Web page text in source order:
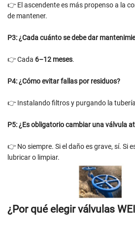
👉 El ascendente es más propenso a la
de mantener.
P3: ¿Cada cuánto se debe dar
👉 Cada 6–12 meses.
P4: ¿Cómo evitar fallas por residuos?
👉 Instalando filtros y purgando la
P5: ¿Es obligatorio cambiar una válvula
👉 No siempre. Si el daño es grave, sí. Si
lubricar o limpiar.
¿Por qué elegir válvulas